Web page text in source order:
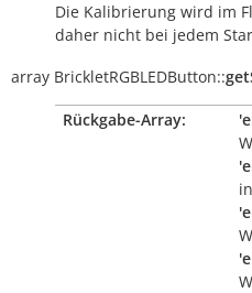
Die Kalibrierung wird im
daher nicht bei jedem
array BrickletRGBLEDButton::
Rückgabe-Array: